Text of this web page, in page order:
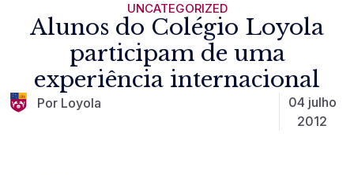
UNCATEGORIZED
Alunos do Colégio Loyola
participam de uma
experiência internacional
Por Loyola
04 julho
2012